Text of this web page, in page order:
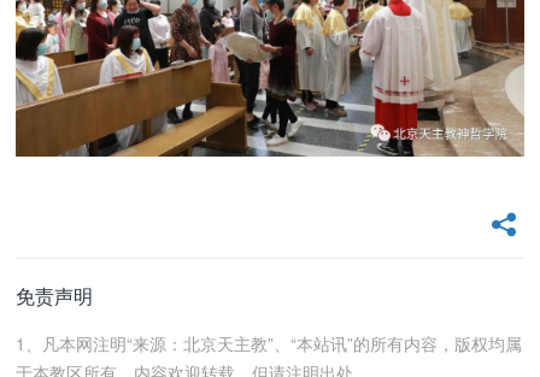
免责声明
1、凡本网注明“来源：北京天主教”、“本站讯”的所有内容，版权均属
于本教区所有。内容欢迎转载，但请注明出处。